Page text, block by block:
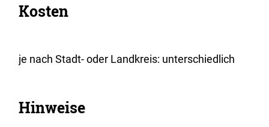
Kosten
je nach Stadt- oder Landkreis: unterschiedlich
Hinweise